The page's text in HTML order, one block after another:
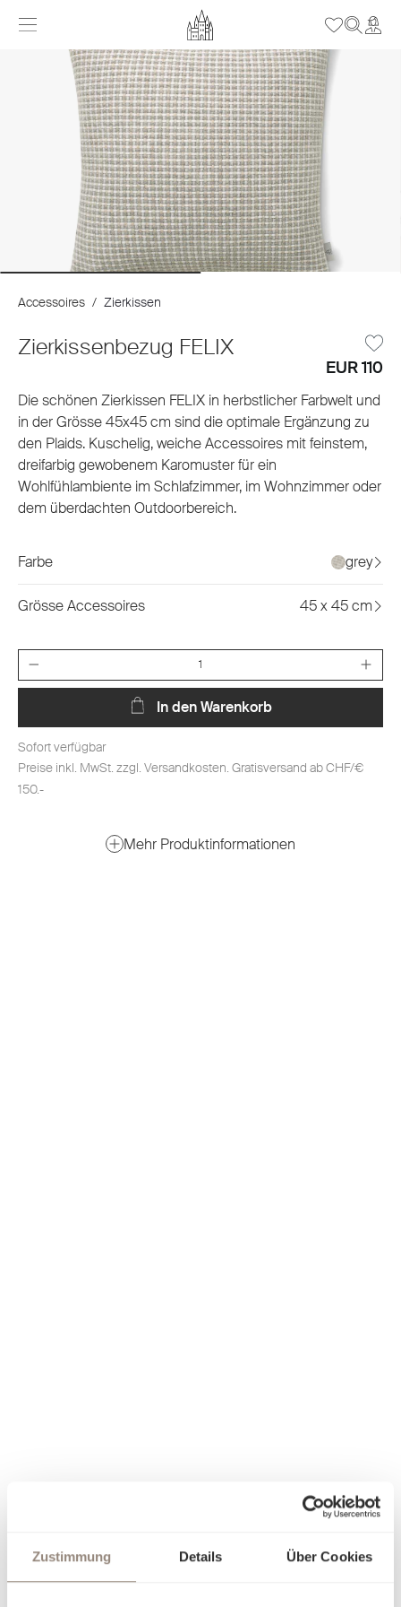
Zustimmung Details Über Cookies
Accessoires / Zierkissen
Zierkissenbezug FELIX
EUR 110
Die schönen Zierkissen FELIX in herbstlicher Farbwelt und
in der Grösse 45x45 cm sind die optimale Ergänzung zu
den Plaids. Kuschelig, weiche Accessoires mit feinstem,
dreifarbig gewobenem Karomuster für ein
Wohlfühlambiente im Schlafzimmer, im Wohnzimmer oder
dem überdachten Outdoorbereich.
Farbe grey
Grösse Accessoires 45 x 45 cm
Anzahl
In den Warenkorb
Sofort verfügbar
Preise inkl. MwSt. zzgl. Versandkosten. Gratisversand ab CHF/€
150.-
Mehr Produktinformationen